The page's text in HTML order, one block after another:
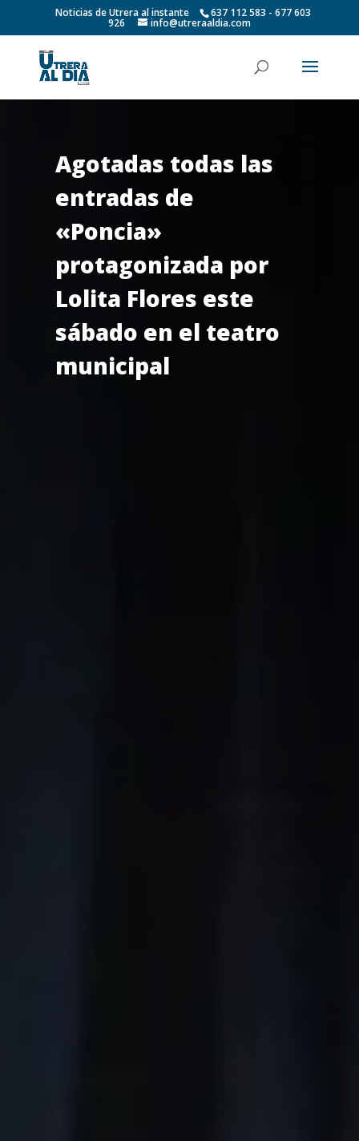
Noticias de Utrera al instante 637 112 583 - 677 603
926 info@utreraaldia.com
Agotadas todas las
entradas de
«Poncia»
protagonizada por
Lolita Flores este
sábado en el teatro
municipal